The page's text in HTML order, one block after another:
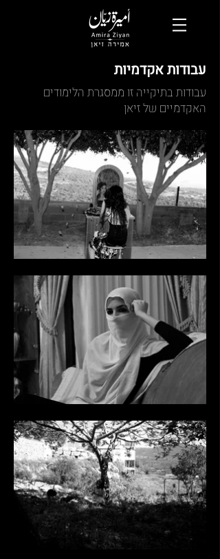
עבודות אקדמיות
עבודות בתיקייה זו ממסגרת הלימודים
האקדמיים של זיאן